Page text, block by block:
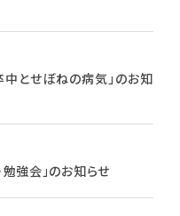
とせぼねの病気」のお知
強会」のお知らせ